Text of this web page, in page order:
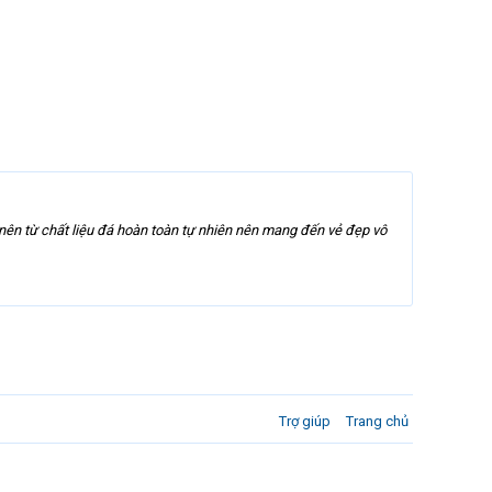
từ chất liệu đá hoàn toàn tự nhiên nên mang đến vẻ đẹp vô
Trợ giúp Trang chủ